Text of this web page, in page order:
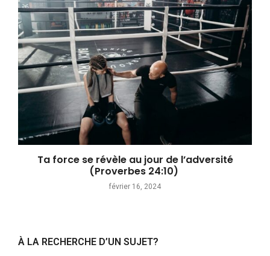
Ta force se révèle au jour de l’adversité
(Proverbes 24:10)
février 16, 2024
À LA RECHERCHE D’UN SUJET?